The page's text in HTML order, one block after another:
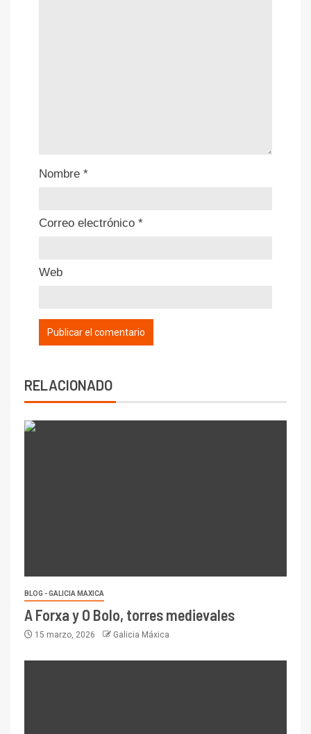
Nombre *
Correo electrónico *
Web
RELACIONADO
BLOG - GALICIA MAXICA
A Forxa y O Bolo, torres medievales
15 marzo, 2026 Galicia Máxica